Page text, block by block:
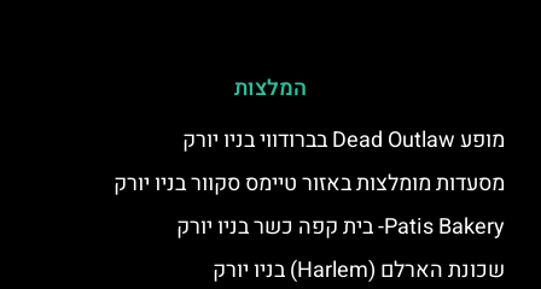
המלצות
מופע Dead Outlaw בברודווי בניו יורק
מסעדות מומלצות באזור טיימס סקוור בניו יורק
Patis Bakery- בית קפה כשר בניו יורק
שכונת הארלם (Harlem) בניו יורק